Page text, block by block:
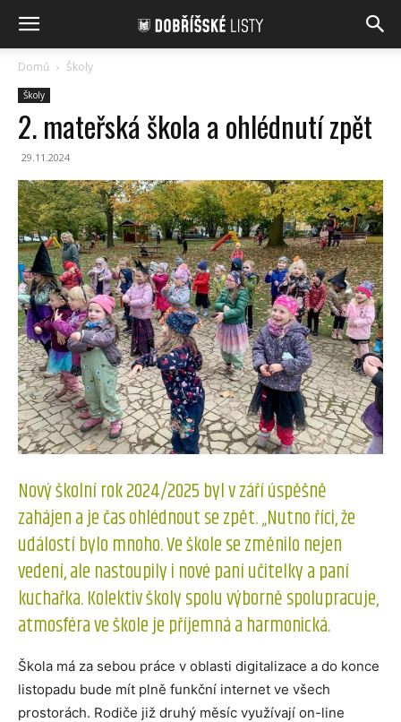
Domů Školy
Školy
2. mateřská škola a ohlédnutí zpět
29.11.2024
Nový školní rok 2024/2025 byl v září úspěšně
zahájen a je čas ohlédnout se zpět. „Nutno říci, že
událostí bylo mnoho. Ve škole se změnilo nejen
vedení, ale nastoupily i nové paní učitelky a paní
kuchařka. Kolektiv školy spolu výborně spolupracuje,
atmosféra ve škole je příjemná a harmonická.
Škola má za sebou práce v oblasti digitalizace a do konce
listopadu bude mít plně funkční internet ve všech
prostorách. Rodiče již druhý měsíc využívají on-line